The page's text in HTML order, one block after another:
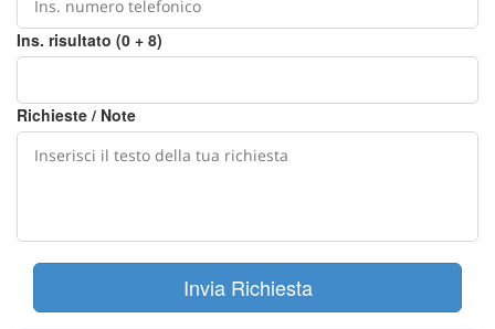
Ins. risultato (0 + 8)
Richieste / Note
Invia Richiesta